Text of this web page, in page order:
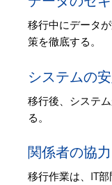
移行中にデータ
策を徹底する。
システムの
移行後、システ
る。
関係者の協力
移行作業は、IT